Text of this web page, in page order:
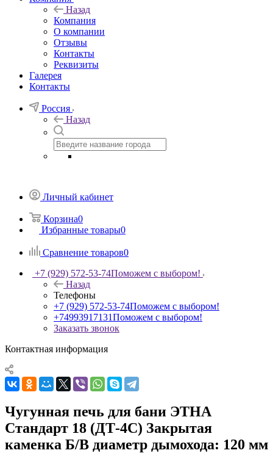
Назад
Компания
О компании
Отзывы
Контакты
Реквизиты
Галерея
Контакты
Россия
Назад
Личный кабинет
Корзина0
Избранные товары0
Сравнение товаров0
+7 (929) 572-53-74Поможем с выбором!
Назад
Телефоны
+7 (929) 572-53-74Поможем с выбором!
+74993917131Поможем с выбором!
Заказать звонок
Контактная информация
Чугунная печь для бани ЭТНА
Стандарт 18 (ДТ-4С) Закрытая
каменка Б/В диаметр дымохода: 120 мм